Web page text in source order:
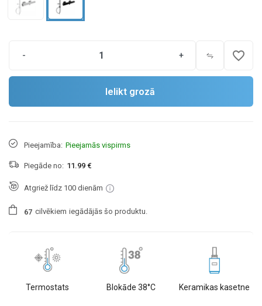
- + favorite_border
Ielikt grozā
Pieejamība: Pieejamās vispirms
Piegāde no: 11.99 €
Atgriež līdz 100 dienām
67 cilvēkiem iegādājās šo produktu.
Termostats Blokāde 38°C Keramikas kasetne